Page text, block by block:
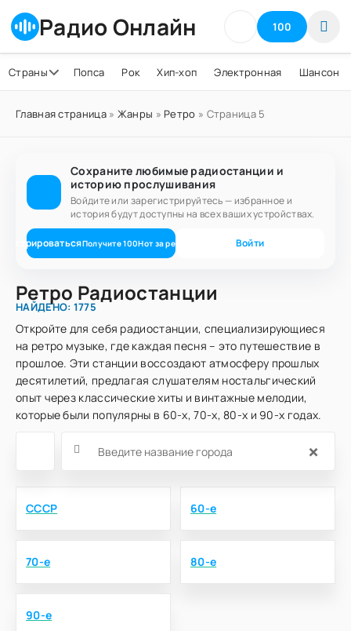
Радио Онлайн 100
Страны Попса Рок Хип-хоп Электронная Шансон
Главная страница» Жанры » Ретро » Страница 5
Сохраните любимые радиостанции и
историю прослушивания
Войдите или зарегистрируйтесь — избранное и
история будут доступны на всех ваших устройствах.
Получите100Нот за регистрацию Войти
Ретро Радиостанции
НАЙДЕНО: 1775
Откройте для себя радиостанции, специализирующиеся
на ретро музыке, где каждая песня – это путешествие в
прошлое. Эти станции воссоздают атмосферу прошлых
десятилетий, предлагая слушателям ностальгический
опыт через классические хиты и винтажные мелодии,
которые были популярны в 60-х, 70-х, 80-х и 90-х годах.
×
СССР 60-е
70-е 80-е
90-е